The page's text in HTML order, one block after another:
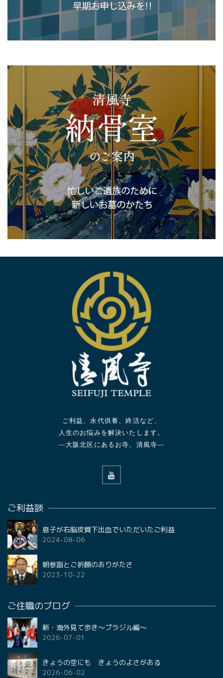
ご利益、永代供養、終活など、
人生のお悩みを解決いたします。
—大阪北区にあるお寺、清風寺—
ご利益談
息子が右脳皮質下出血でいただいたご利益
2024-08-06
朝参詣とご祈願のありがたさ
2023-10-22
ご住職のブログ
新・海外見て歩き〜ブラジル編〜
2026-07-01
きょうの空にも きょうのよさがある
2026-06-02